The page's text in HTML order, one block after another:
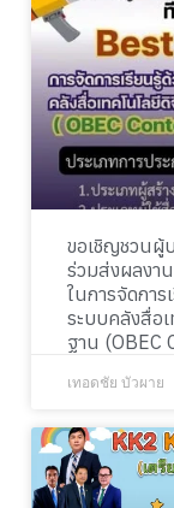
ขอเชิญชวนผู้
ร่วมส่งผลงา
ในการจัดกา
ระบบคลังสื่อ
ฐาน (OBEC
เทอดชัย บัวผาย